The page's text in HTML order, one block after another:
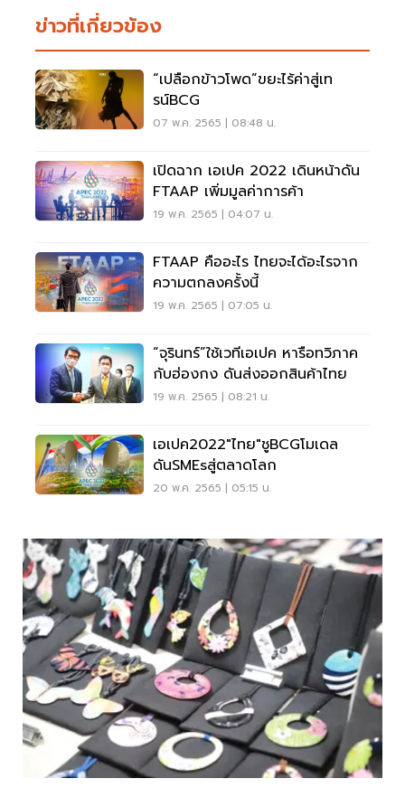
ข่าวที่เกี่ยวข้อง
“เปลือกข้าวโพด”ขยะไร้ค่าสู่เท
รน์BCG
07 พ.ค. 2565 | 08:48 น.
เปิดฉาก เอเปค 2022 เดินหน้าดัน
FTAAP เพิ่มมูลค่าการค้า
19 พ.ค. 2565 | 04:07 น.
FTAAP คืออะไร ไทยจะได้อะไรจาก
ความตกลงครั้งนี้
19 พ.ค. 2565 | 07:05 น.
“จุรินทร์”ใช้เวทีเอเปค หารือทวิภาค
กับฮ่องกง ดันส่งออกสินค้าไทย
19 พ.ค. 2565 | 08:21 น.
เอเปค2022"ไทย"ชูBCGโมเดล
ดันSMEsสู่ตลาดโลก
20 พ.ค. 2565 | 05:15 น.